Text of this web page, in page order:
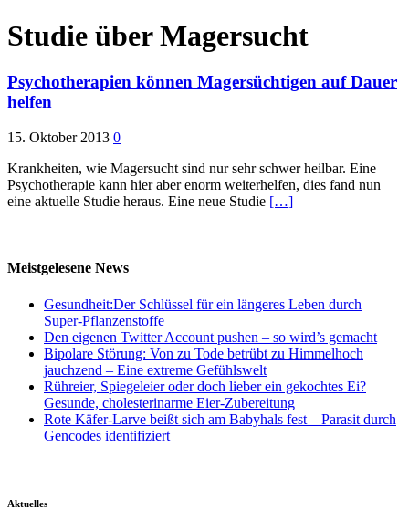
Studie über Magersucht
Psychotherapien können Magersüchtigen auf Dauer
helfen
15. Oktober 2013 0
Krankheiten, wie Magersucht sind nur sehr schwer heilbar. Eine
Psychotherapie kann hier aber enorm weiterhelfen, dies fand nun
eine aktuelle Studie heraus. Eine neue Studie […]
Meistgelesene News
Gesundheit:Der Schlüssel für ein längeres Leben durch
Super-Pflanzenstoffe
Den eigenen Twitter Account pushen – so wird’s gemacht
Bipolare Störung: Von zu Tode betrübt zu Himmelhoch
jauchzend – Eine extreme Gefühlswelt
Rühreier, Spiegeleier oder doch lieber ein gekochtes Ei?
Gesunde, cholesterinarme Eier-Zubereitung
Rote Käfer-Larve beißt sich am Babyhals fest – Parasit durch
Gencodes identifiziert
Aktuelles